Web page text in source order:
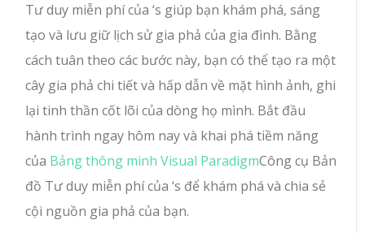
Tư duy miễn phí của ‘s giúp bạn khám phá, sáng
tạo và lưu giữ lịch sử gia phả của gia đình. Bằng
cách tuân theo các bước này, bạn có thể tạo ra một
cây gia phả chi tiết và hấp dẫn về mặt hình ảnh, ghi
lại tinh thần cốt lõi của dòng họ mình. Bắt đầu
hành trình ngay hôm nay và khai phá tiềm năng
của Bảng thông minh Visual ParadigmCông cụ Bản
đồ Tư duy miễn phí của ‘s để khám phá và chia sẻ
cội nguồn gia phả của bạn.